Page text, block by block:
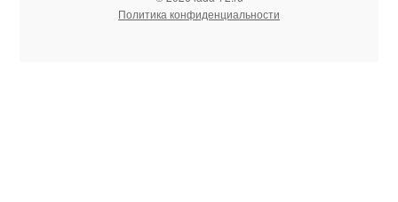
Политика конфиденциальности